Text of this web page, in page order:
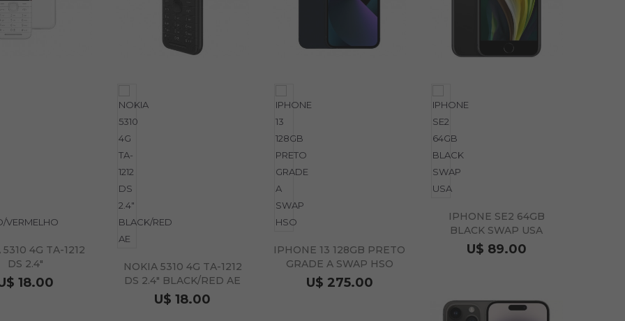
4G TA-1212
DS 2.4"
VERMELHO
18.00
NOKIA 5310 4G TA-1212
DS 2.4" BLACK/RED AE
U$ 18.00
IPHONE 13 128GB PRETO
GRADE A SWAP HSO
U$ 275.00
IPHONE SE2 64GB
BLACK SWAP USA
U$ 89.00